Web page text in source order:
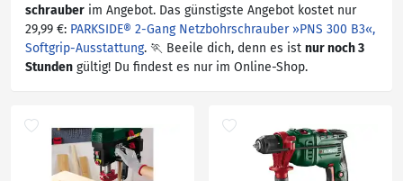
schrauber im Angebot. Das günstigste Angebot kostet nur
29,99 €: PARKSIDE® 2-Gang Netzbohrschrauber »PNS 300 B3«,
Softgrip-Ausstattung. 🏃 Beeile dich, denn es ist nur noch 3
Stunden gültig! Du findest es nur im Online-Shop.